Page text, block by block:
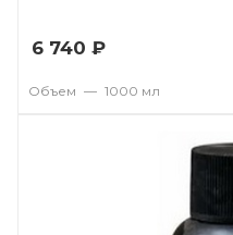
6 740 ₽
Объем — 1000 мл